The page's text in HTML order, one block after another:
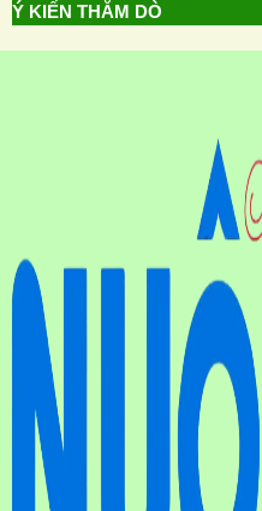
Ý KIẾN THĂM DÒ